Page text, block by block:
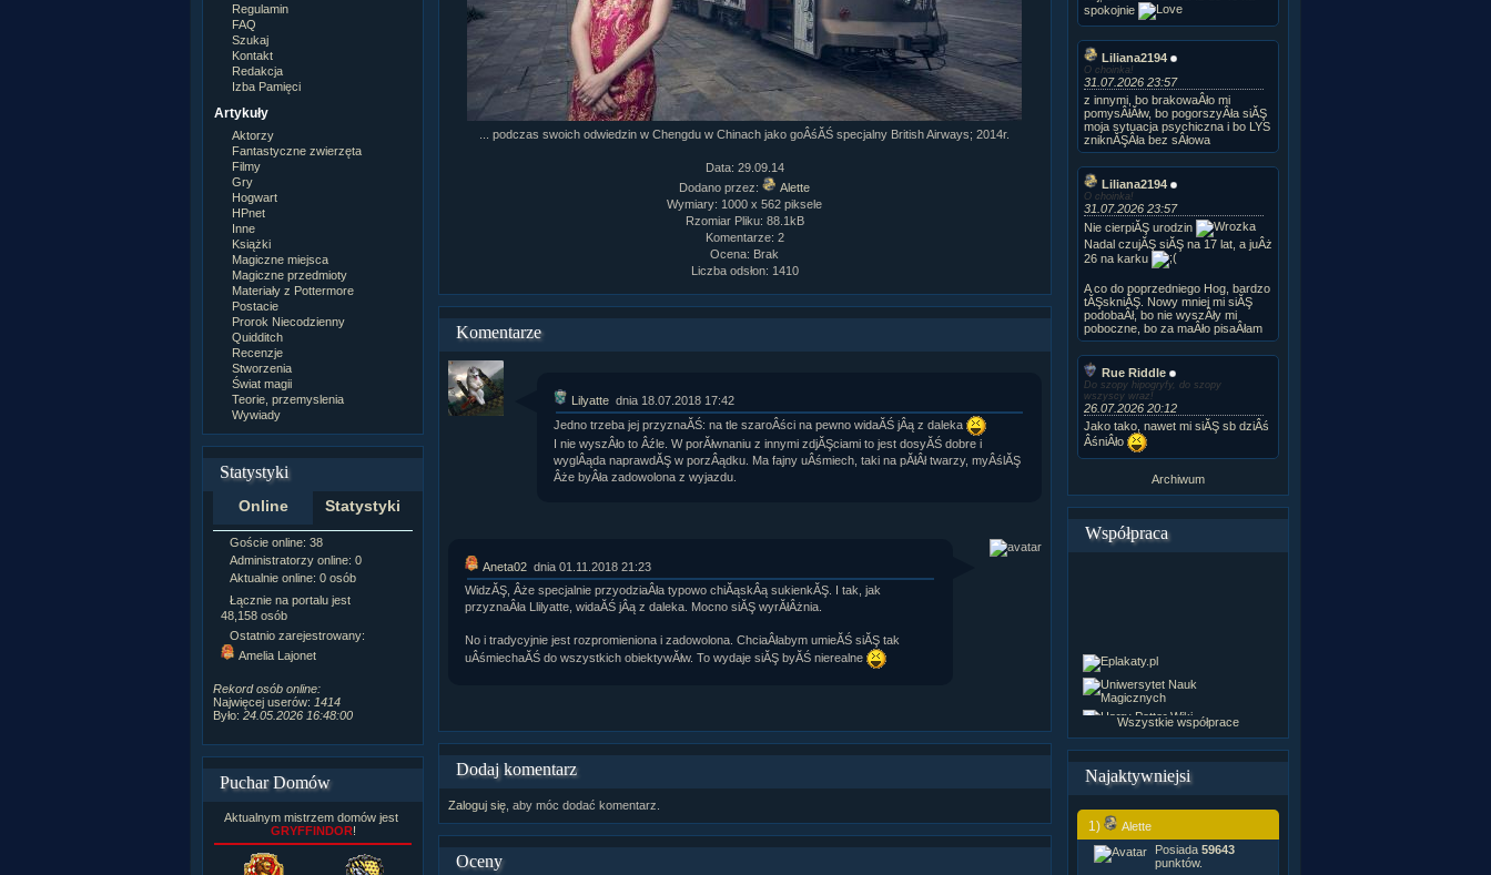
Regulamin
FAQ
Szukaj
Kontakt
Redakcja
Izba Pamięci
Artykuły
Aktorzy
Fantastyczne zwierzęta
Filmy
Gry
Hogwart
HPnet
Inne
Książki
Magiczne miejsca
Magiczne przedmioty
Materiały z Pottermore
Postacie
Prorok Niecodzienny
Quidditch
Recenzje
Stworzenia
Świat magii
Teorie, przemyslenia
Wywiady
Statystyki
Online Statystyki
Goście online: 38
Administratorzy online: 0
Aktualnie online: 0 osób
Łącznie na portalu jest
48,158 osób
Ostatnio zarejestrowany:
Amelia Lajonet
Rekord osób online:
Najwięcej userów: 1414
Było: 24.05.2026 16:48:00
Dodanych newsów:
10,564
Zdjęć w galerii:21,490
Tematów na forum:3,921
Postów na forum:319,637
Rozdanych pochwał:3,327
Puchar Domów
Aktualnym mistrzem domów jest
GRYFFINDOR!
... podczas swoich odwiedzin w Chengdu w Chinach jako goÂśĂŚ specjalny British Airways; 2014r.
Data: 29.09.14
Dodano przez:
Alette
Wymiary: 1000 x 562 piksele
Rzomiar Pliku: 88.1kB
Komentarze: 2
Ocena: Brak
Liczba odsłon: 1410
Komentarze
Lilyatte dnia 18.07.2018 17:42
Jedno trzeba jej przyznaĂŚ: na tle szaroÂści na pewno widaĂŚ jÂą z daleka
I nie wyszÂło to Âźle. W porĂłwnaniu z innymi zdjĂŞciami to jest dosyĂŚ dobre i
wyglÂąda naprawdĂŞ w porzÂądku. Ma fajny uÂśmiech, taki na pĂłÂł twarzy, myÂślĂŞ
Âże byÂła zadowolona z wyjazdu.
Aneta02 dnia 01.11.2018 21:23
WidzĂŞ, Âże specjalnie przyodziaÂła typowo chiĂąskÂą sukienkĂŞ. I tak, jak
przyznaÂła Llilyatte, widaĂŚ jÂą z daleka. Mocno siĂŞ wyrĂłÂżnia.
No i tradycyjnie jest rozpromieniona i zadowolona. ChciaÂłabym umieĂŚ siĂŞ tak
uÂśmiechaĂŚ do wszystkich obiektywĂłw. To wydaje siĂŞ byĂŚ nierealne
Dodaj komentarz
Zaloguj się, aby móc dodać komentarz.
Oceny
spokojnie
Liliana2194
O choinka!
31.07.2026 23:57
z innymi, bo brakowaÂło mi
pomysÂłĂłw, bo pogorszyÂła siĂŞ
moja sytuacja psychiczna i bo LYS
zniknĂŞÂła bez sÂłowa
Liliana2194
O choinka!
31.07.2026 23:57
Nie cierpiĂŞ urodzin
Nadal czujĂŞ siĂŞ na 17 lat, a juÂż
26 na karku
A co do poprzedniego Hog, bardzo
tĂŞskniĂŞ. Nowy mniej mi siĂŞ
podobaÂł, bo nie wyszÂły mi
poboczne, bo za maÂło pisaÂłam
Rue Riddle
Do szopy hipogryfy, do szopy
wszyscy wraz!
26.07.2026 20:12
Jako tako, nawet mi siĂŞ sb dziÂś
ÂśniÂło
Archiwum
Współpraca
Wszystkie współprace
Najaktywniejsi
1)
Alette
Posiada 59643
punktów.